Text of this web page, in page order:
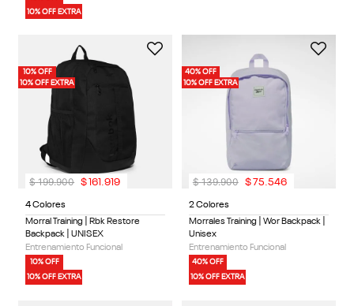
10% OFF EXTRA
10% OFF
10% OFF EXTRA
4 Colores
Morral Training | Rbk Restore
Backpack | UNISEX
Entrenamiento Funcional
10% OFF
10% OFF EXTRA
$ 199.900 $161 .919
40% OFF
10% OFF EXTRA
2 Colores
Morrales Training | Wor Backpack |
Unisex
Entrenamiento Funcional
40% OFF
10% OFF EXTRA
$ 139.900 $75 546